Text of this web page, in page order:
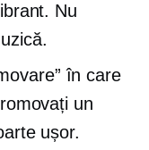
Nu
în care
un
ușor.